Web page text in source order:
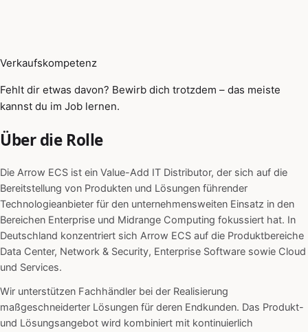
Verkaufskompetenz
Fehlt dir etwas davon? Bewirb dich trotzdem – das meiste
kannst du im Job lernen.
Über die Rolle
Die Arrow ECS ist ein Value-Add IT Distributor, der sich auf die
Bereitstellung von Produkten und Lösungen führender
Technologieanbieter für den unternehmensweiten Einsatz in den
Bereichen Enterprise und Midrange Computing fokussiert hat. In
Deutschland konzentriert sich Arrow ECS auf die Produktbereiche
Data Center, Network & Security, Enterprise Software sowie Cloud
und Services.
Wir unterstützen Fachhändler bei der Realisierung
maßgeschneiderter Lösungen für deren Endkunden. Das Produkt-
und Lösungsangebot wird kombiniert mit kontinuierlich